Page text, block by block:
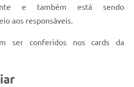
e também está sendo
aos responsáveis.
ser conferidos nos cards da